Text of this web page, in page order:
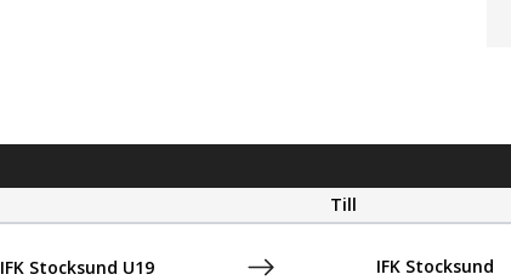
Till
IFK Stocksund U19 IFK Stocksund